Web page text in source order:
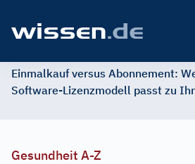
Einmalkauf versus Abonnement:
Software-Lizenzmodell passt zu
Gesundheit A-Z